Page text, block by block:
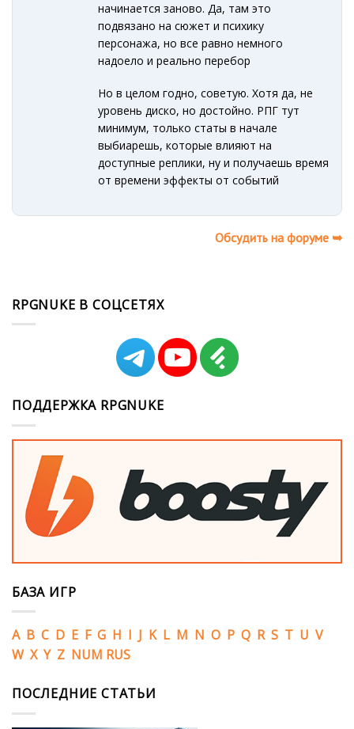
начинается заново. Да, там это
подвязано на сюжет и психику
персонажа, но все равно немного
надоело и реально перебор
Но в целом годно, советую. Хотя да, не
уровень диско, но достойно. РПГ тут
минимум, только статы в начале
выбиарешь, которые влияют на
доступные реплики, ну и получаешь время
от времени эффекты от событий
Обсудить на форуме ➥
RPGNUKE В СОЦСЕТЯХ
ПОДДЕРЖКА RPGNUKE
БАЗА ИГР
A B C D E F G H I J K L M N O P Q R S T U V
W X Y Z NUM RUS
ПОСЛЕДНИЕ СТАТЬИ